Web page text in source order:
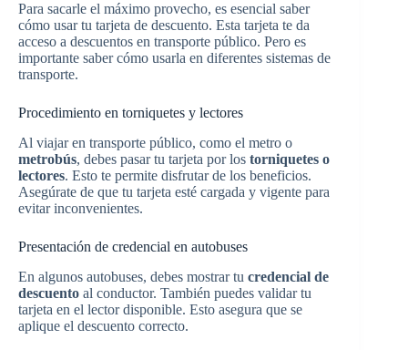
Para sacarle el máximo provecho, es esencial saber
cómo usar tu tarjeta de descuento. Esta tarjeta te da
acceso a descuentos en transporte público. Pero es
importante saber cómo usarla en diferentes sistemas de
transporte.
Procedimiento en torniquetes y lectores
Al viajar en transporte público, como el metro o
metrobús, debes pasar tu tarjeta por los torniquetes o
lectores. Esto te permite disfrutar de los beneficios.
Asegúrate de que tu tarjeta esté cargada y vigente para
evitar inconvenientes.
Presentación de credencial en autobuses
En algunos autobuses, debes mostrar tu credencial de
descuento al conductor. También puedes validar tu
tarjeta en el lector disponible. Esto asegura que se
aplique el descuento correcto.